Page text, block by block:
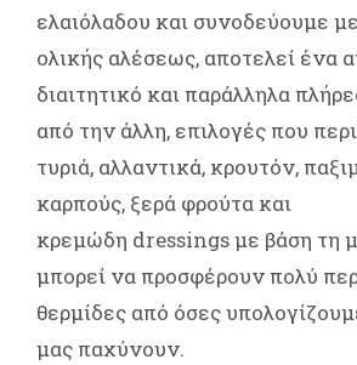
ελαιόλαδου και συνοδεύουμε
ολικής αλέσεως, αποτελεί ένα
διαιτητικό και παράλληλα
από την άλλη, επιλογές που
τυριά, αλλαντικά, κρουτόν,
καρπούς, ξερά φρούτα και
κρεμώδη dressings με βάση τη
μπορεί να προσφέρουν πολύ
θερμίδες από όσες
μας παχύνουν.